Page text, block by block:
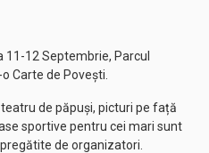
11-12 Septembrie, Parcul
Carte de Povești.
de păpuși, picturi pe față
sportive pentru cei mari sunt
de organizatori.